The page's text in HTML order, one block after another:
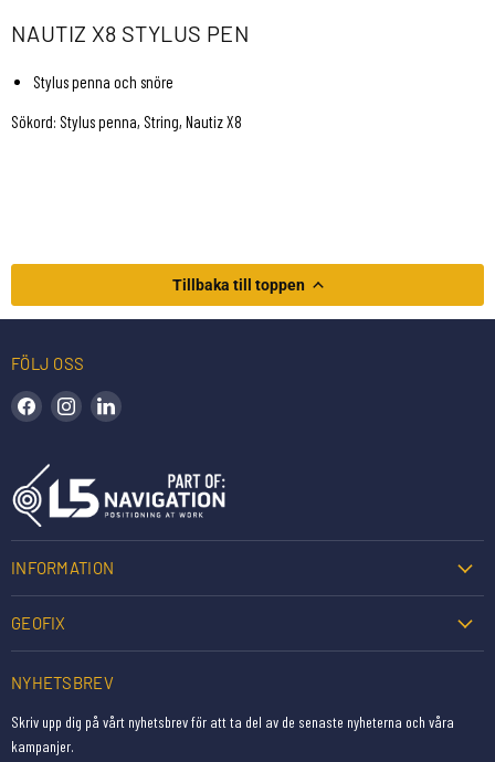
NAUTIZ X8 STYLUS PEN
Stylus penna och snöre
Sökord: Stylus penna, String, Nautiz X8
Tillbaka till toppen
FÖLJ OSS
Hitta oss på Facebook
Hitta oss på Instagram
INFORMATION
GEOFIX
NYHETSBREV
Skriv upp dig på vårt nyhetsbrev för att ta del av de senaste nyheterna och våra
kampanjer.